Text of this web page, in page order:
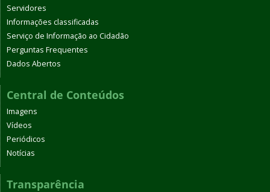
Servidores
Informações classificadas
Serviço de Informação ao Cidadão
Perguntas Frequentes
Dados Abertos
Central de Conteúdos
Imagens
Vídeos
Periódicos
Notícias
Transparência